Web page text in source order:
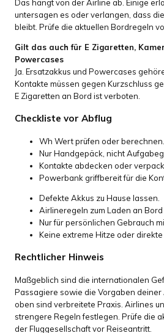
Das hängt von der Airline ab. Einige
untersagen es oder verlangen, dass
bleibt. Prüfe die aktuellen Bordregeln
Gilt das auch für E Zigaretten,
Powercases
Ja. Ersatzakkus und Powercases
Kontakte müssen gegen Kurzschluss
E Zigaretten an Bord ist verboten.
Checkliste vor Abflug
Wh Wert prüfen oder berechnen.
Nur Handgepäck, nicht
Kontakte abdecken oder
Powerbank griffbereit für die
Defekte Akkus zu Hause lassen.
Airlineregeln zum Laden an Bord
Nur für persönlichen Gebrauch
Keine extreme Hitze oder direkte
Rechtlicher Hinweis
Maßgeblich sind die internationalen
Passagiere sowie die Vorgaben deiner
oben sind verbreitete Praxis. Airlines
strengere Regeln festlegen. Prüfe die
der Fluggesellschaft vor Reiseantritt.